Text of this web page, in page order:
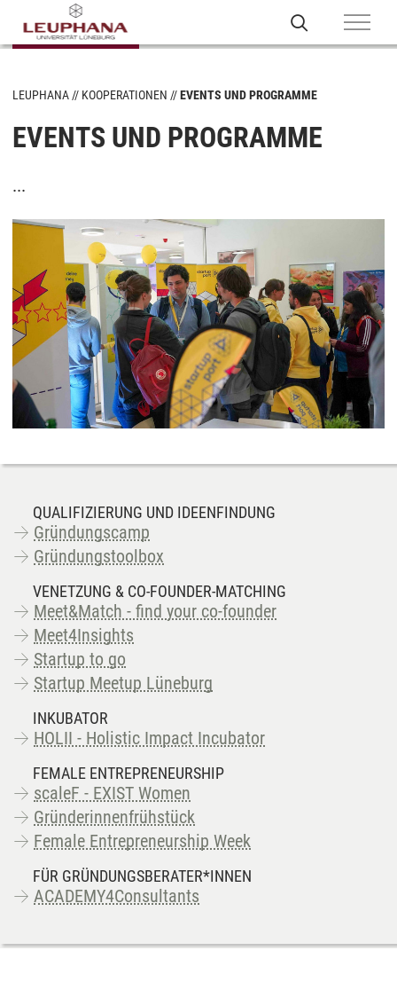
LEUPHANA KOOPERATIONEN EVENTS UND PROGRAMME
EVENTS UND PROGRAMME
...
QUALIFIZIERUNG UND IDEENFINDUNG
Gründungscamp
Gründungstoolbox
VENETZUNG & CO-FOUNDER-MATCHING
Meet&Match - find your co-founder
Meet4Insights
Startup to go
Startup Meetup Lüneburg
INKUBATOR
HOLII - Holistic Impact Incubator
FEMALE ENTREPRENEURSHIP
scaleF - EXIST Women
Gründerinnenfrühstück
Female Entrepreneurship Week
FÜR GRÜNDUNGSBERATER*INNEN
ACADEMY4Consultants